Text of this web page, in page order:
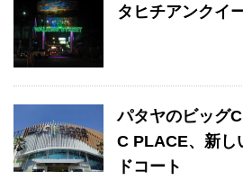
タヒチアンクイ
パタヤのビッグ
C PLACE、新し
ドコート